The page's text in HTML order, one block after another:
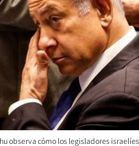
observa cómo los legisladores